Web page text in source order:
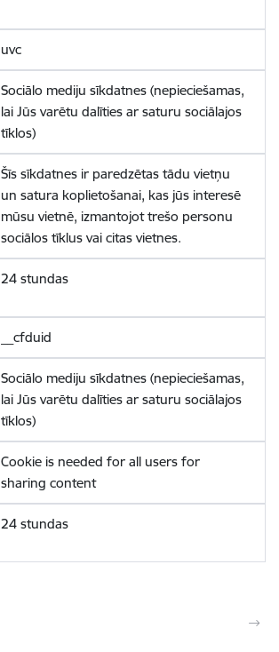
uvc
Sociālo mediju sīkdatnes (nepieciešamas,
lai Jūs varētu dalīties ar saturu sociālajos
tīklos)
Šīs sīkdatnes ir paredzētas tādu vietņu
un satura koplietošanai, kas jūs interesē
mūsu vietnē, izmantojot trešo personu
sociālos tīklus vai citas vietnes.
24 stundas
__cfduid
Sociālo mediju sīkdatnes (nepieciešamas,
lai Jūs varētu dalīties ar saturu sociālajos
tīklos)
Cookie is needed for all users for
sharing content
24 stundas